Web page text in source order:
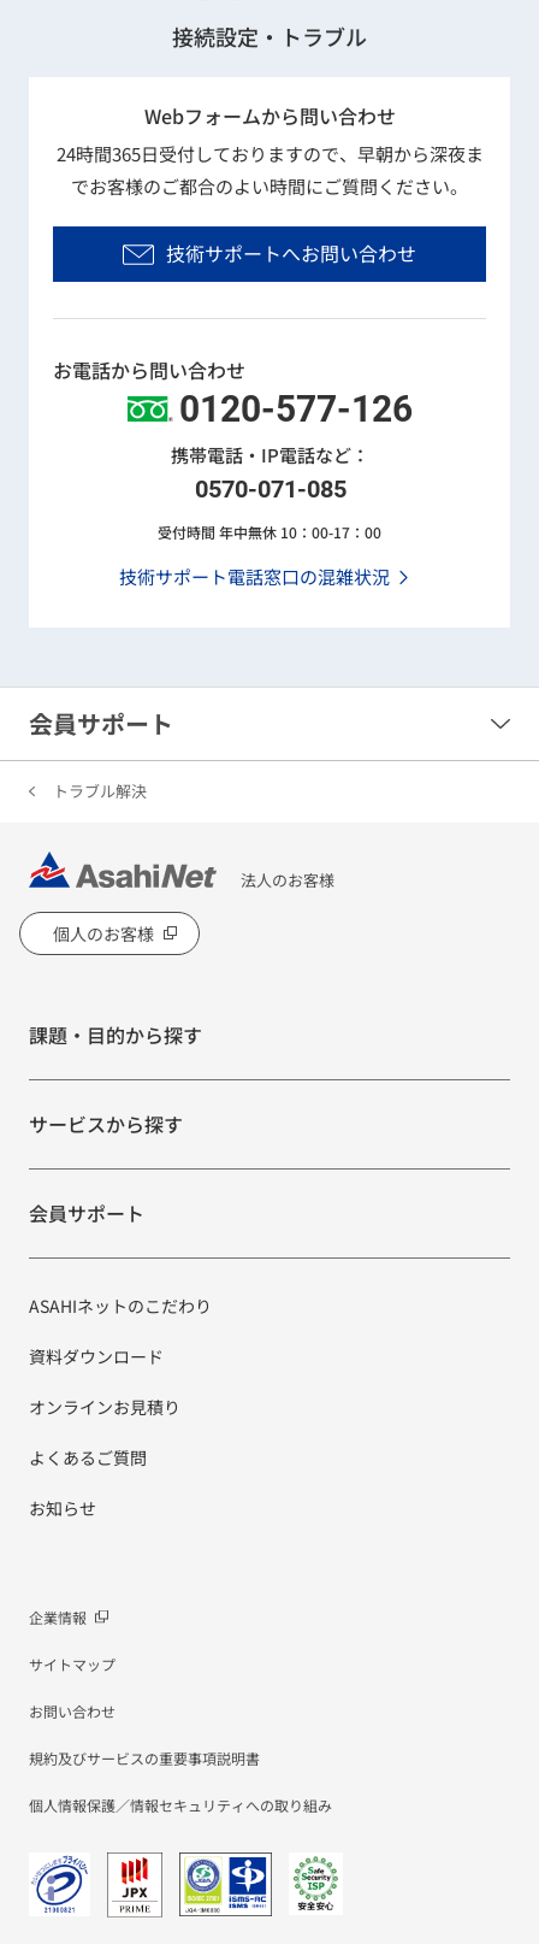
会員サポート
接続設定・トラブル
Webフォームから問い合わせ
24時間365日受付しておりますので、早朝から深夜ま
でお客様のご都合のよい時間にご質問ください。
技術サポートへお問い合わせ​
お電話から問い合わせ
0120-577-126
携帯電話・IP電話など：
0570-071-085
受付時間 年中無休 10：00-17：00
技術サポート電話窓口の混雑状況
トラブル解決
法人のお客様
個人のお客様
課題・目的から探す
サービスから探す
会員サポート
ASAHIネットのこだわり
資料ダウンロード
オンラインお見積り
よくあるご質問
お知らせ
企業情報
サイトマップ
お問い合わせ
規約及びサービスの重要事項説明書
個人情報保護／情報セキュリティへの取り組み